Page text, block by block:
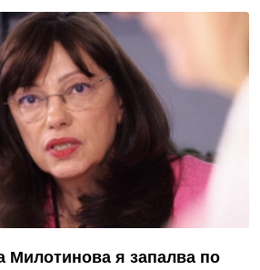
Милотинова я запалва по